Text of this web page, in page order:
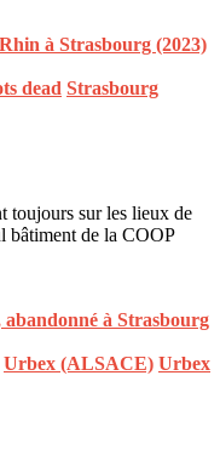
dead Strasbourg
toujours sur les lieux de
bâtiment de la COOP
Urbex (ALSACE) Urbex